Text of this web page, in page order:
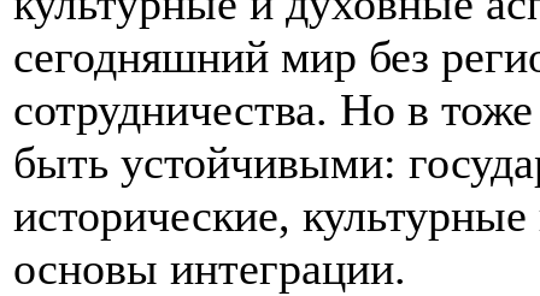
сегодняшний мир без
сотрудничества. Но в
быть устойчивыми:
исторические,
основы интеграции.